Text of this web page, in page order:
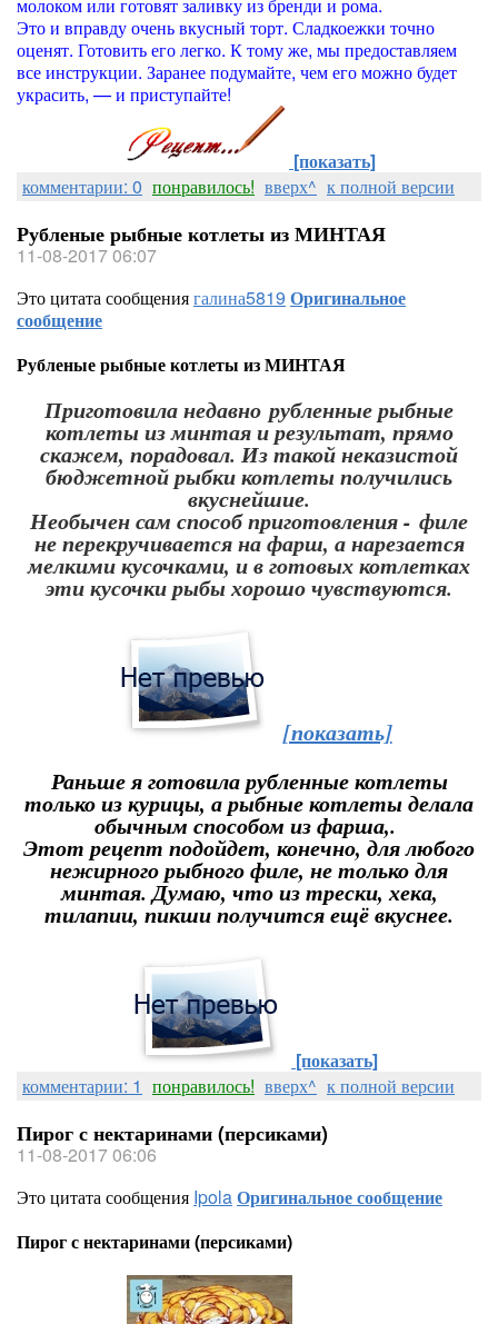
Это и вправду очень вкусный торт. Сладкоежки точно
оценят. Готовить его легко. К тому же, мы предоставляем
все инструкции. Заранее подумайте, чем его можно будет
украсить, — и приступайте!
[показать]
комментарии: 0 понравилось! вверх^ к полной версии
Рубленые рыбные котлеты из МИНТАЯ
11-08-2017 06:07
Это цитата сообщениягалина5819 Оригинальное
сообщение
Рубленые рыбные котлеты из МИНТАЯ
Приготовила недавно рубленные рыбные
котлеты из минтая и результат, прямо
скажем, порадовал. Из такой неказистой
бюджетной рыбки котлеты получились
вкуснейшие.
Необычен сам способ приготовления - филе
не перекручивается на фарш, а нарезается
мелкими кусочками, и в готовых котлетках
эти кусочки рыбы хорошо чувствуются.
[показать]
Раньше я готовила рубленные котлеты
только из курицы, а рыбные котлеты делала
обычным способом из фарша,.
Этот рецепт подойдет, конечно, для любого
нежирного рыбного филе, не только для
минтая. Думаю, что из трески, хека,
тилапии, пикши получится ещё вкуснее.
[показать]
комментарии: 1 понравилось! вверх^ к полной версии
Пирог с нектаринами (персиками)
11-08-2017 06:06
Это цитата сообщения IpolaОригинальное сообщение
Пирог с нектаринами (персиками)